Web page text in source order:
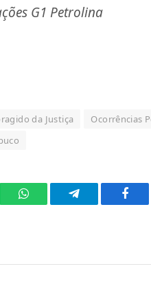
G1 Petrolina
da Justiça Ocorrências
WhatsAppTelegram